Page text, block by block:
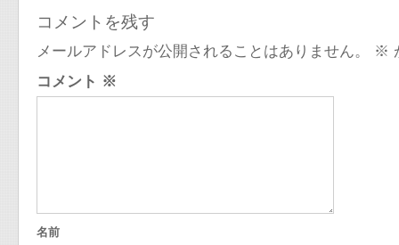
コメントを残す
メールアドレスが公開されることはありません。 ※
コメント ※
名前